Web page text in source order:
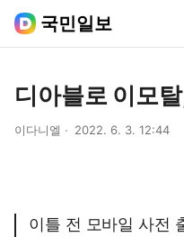
국민일보
디아블로 이모
이다니엘 2022. 6. 3. 12:44
이틀 전 모바일 사전